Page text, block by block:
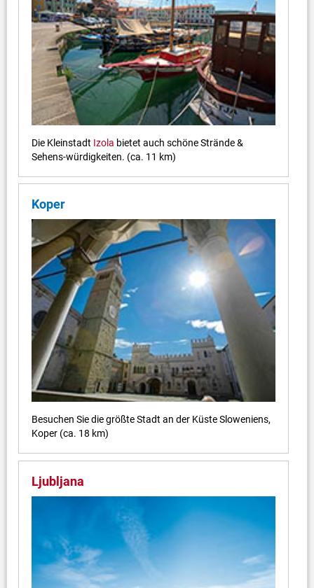
Die Kleinstadt Izola bietet auch schöne Strände &
Sehens-würdigkeiten. (ca. 11 km)
Koper
Besuchen Sie die größte Stadt an der Küste Sloweniens,
Koper (ca. 18 km)
Ljubljana